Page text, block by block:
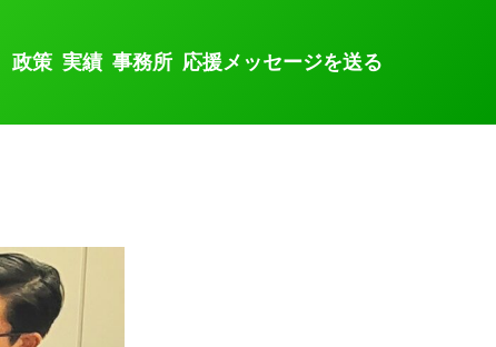
政策 実績 事務所 応援メッセージを送る